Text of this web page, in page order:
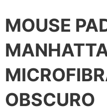
MOUSE
OBSCURO